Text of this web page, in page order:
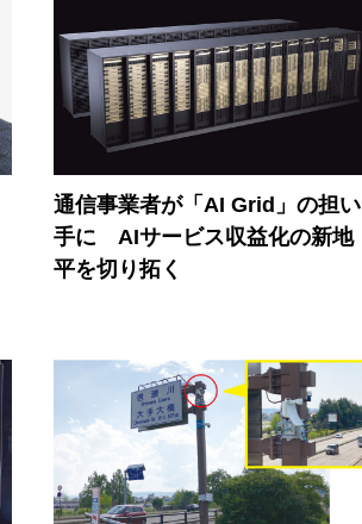
通信事業者が「AI Grid」の担い
手に AIサービス収益化の新地
平を切り拓く